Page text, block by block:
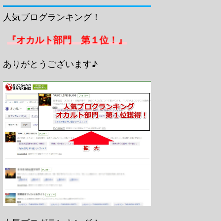
人気ブログランキング！
『オカルト部門 第１位！』
ありがとうございます♪